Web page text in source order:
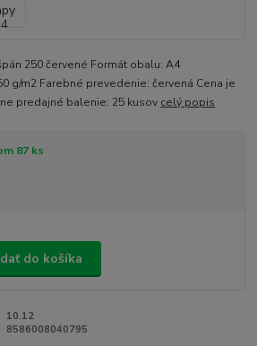
250 červené Formát obalu: A4
g/m2 Farebné prevedenie: červená Cena je
predajné balenie: 25 kusov celý popis
87 ks
do košíka
10.12
8586008040795